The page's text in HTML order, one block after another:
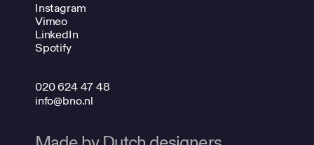
Instagram
Vimeo
LinkedIn
Spotify
020 624 47 48
info@bno.nl